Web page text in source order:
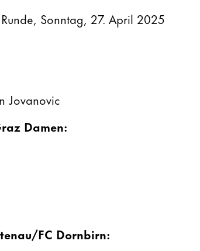
Sonntag, 27. April 2025
Jovanovic
Damen:
FC Dornbirn: